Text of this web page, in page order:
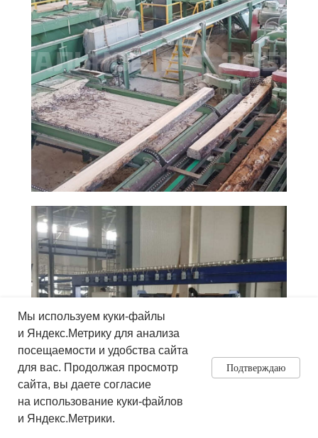
Мы используем куки-файлы
и Яндекс.Метрику для анализа
посещаемости и удобства сайта
для вас. Продолжая просмотр
сайта, вы даете согласие
на использование куки-файлов
и Яндекс.Метрики.
Подтверждаю